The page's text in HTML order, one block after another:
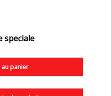
speciale
panier